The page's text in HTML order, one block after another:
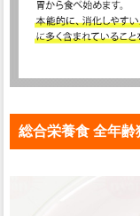
総合栄養食 全年齢